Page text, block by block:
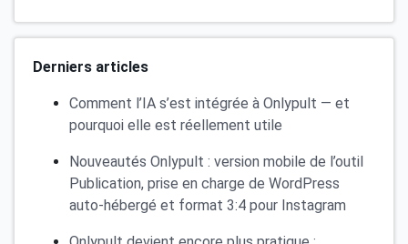
Derniers articles
Comment l’IA s’est intégrée à Onlypult — et
pourquoi elle est réellement utile
Nouveautés Onlypult : version mobile de l’outil
Publication, prise en charge de WordPress
auto-hébergé et format 3:4 pour Instagram